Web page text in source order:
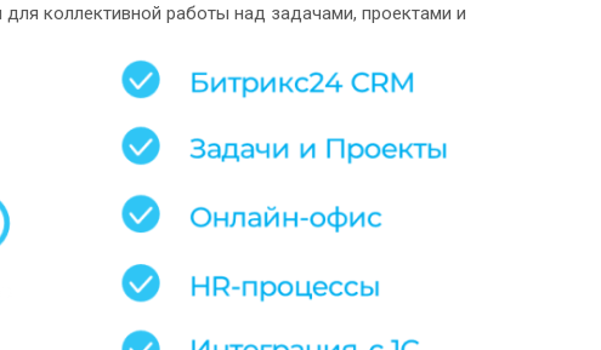
коллективной работы над задачами, проектами и